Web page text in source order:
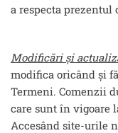
a respecta
Modificări și
modifica oricând și
Termeni. Comenzii
care sunt în vigoare
Accesând site-urile